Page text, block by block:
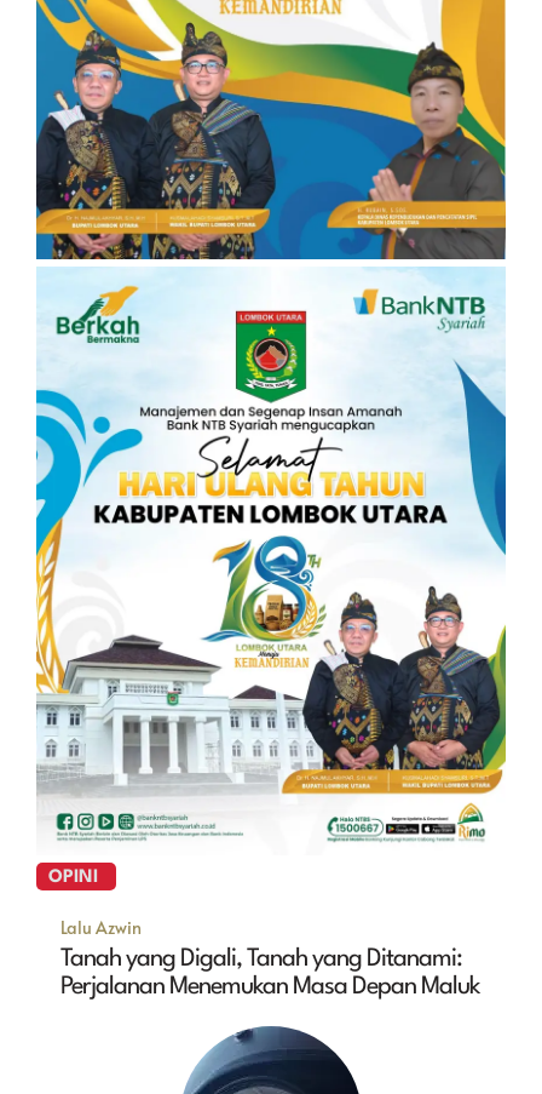
OPINI
Lalu Azwin
Tanah yang Digali, Tanah yang Ditanami:
Perjalanan Menemukan Masa Depan Maluk